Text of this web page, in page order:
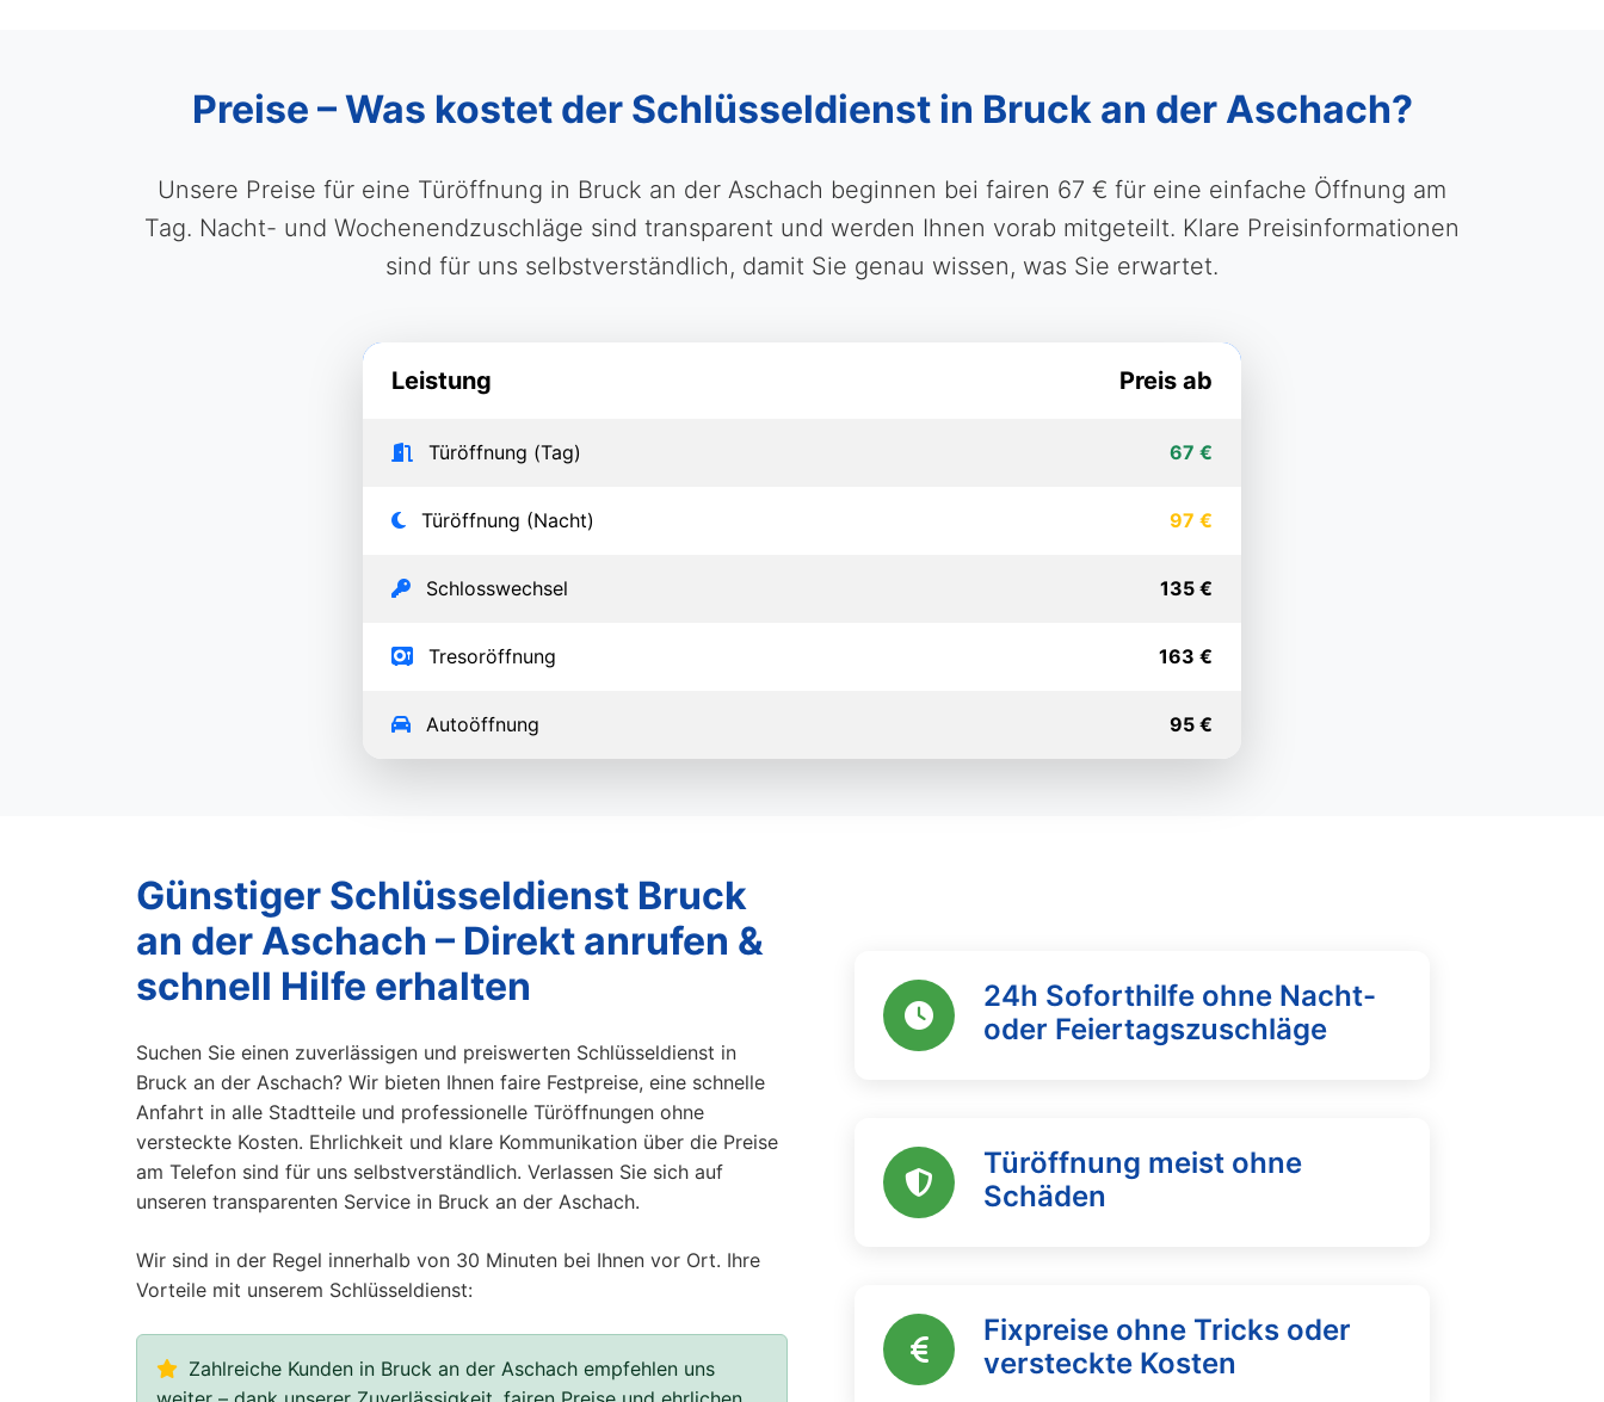
Preise – Was kostet der Schlüsseldienst in Bruck an der Aschach?
Unsere Preise für eine Türöffnung in Bruck an der Aschach beginnen bei fairen 67 € für eine einfache Öffnung am
Tag. Nacht- und Wochenendzuschläge sind transparent und werden Ihnen vorab mitgeteilt. Klare Preisinformationen
sind für uns selbstverständlich, damit Sie genau wissen, was Sie erwartet.
Leistung Preis ab
Türöffnung (Tag) 67 €
Türöffnung (Nacht) 97 €
Schlosswechsel 135 €
Tresoröffnung 163 €
Autoöffnung 95 €
Günstiger Schlüsseldienst Bruck
an der Aschach – Direkt anrufen &
schnell Hilfe erhalten
Suchen Sie einen zuverlässigen und preiswerten Schlüsseldienst in
Bruck an der Aschach? Wir bieten Ihnen faire Festpreise, eine schnelle
Anfahrt in alle Stadtteile und professionelle Türöffnungen ohne
versteckte Kosten. Ehrlichkeit und klare Kommunikation über die Preise
am Telefon sind für uns selbstverständlich. Verlassen Sie sich auf
unseren transparenten Service in Bruck an der Aschach.
Wir sind in der Regel innerhalb von 30 Minuten bei Ihnen vor Ort. Ihre
Vorteile mit unserem Schlüsseldienst:
Zahlreiche Kunden in Bruck an der Aschach empfehlen uns
24h Soforthilfe ohne Nacht-
oder Feiertagszuschläge
Türöffnung meist ohne
Schäden
Fixpreise ohne Tricks oder
versteckte Kosten